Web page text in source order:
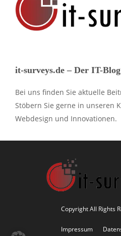
it-surveys.de – Der IT-Blog
Bei uns finden Sie aktuelle
Stöbern Sie gerne in unseren
Webdesign und Innovationen.
Copyright All Rights
Impressum